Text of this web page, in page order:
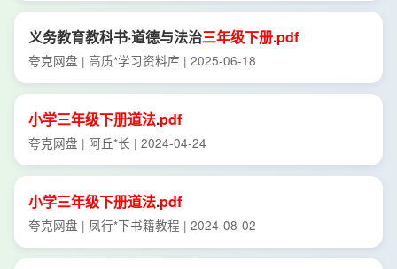
义务教育教科书·道德与法治三年级下册.pdf
夸克网盘 | 高质*学习资料库 | 2025-06-18
小学三年级下册道法.pdf
夸克网盘 | 阿丘*长 | 2024-04-24
小学三年级下册道法.pdf
夸克网盘 | 凤行*下书籍教程 | 2024-08-02